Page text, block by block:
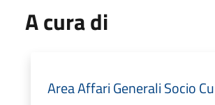
A cura di
Area Affari Generali Socio